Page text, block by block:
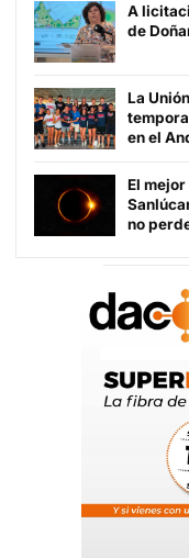
A
de
La
en el
El
no